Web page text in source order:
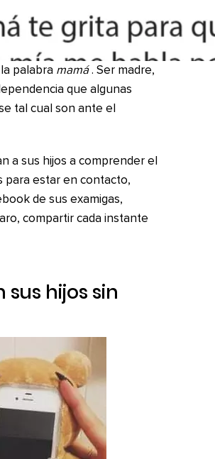
palabra mamá . Ser madre,
que algunas
tal cual son ante el
a sus hijos a comprender el
para estar en contacto,
de sus examigas,
compartir cada instante
hijos sin